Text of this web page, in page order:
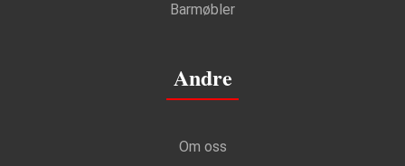
Barmøbler
Andre
Om oss